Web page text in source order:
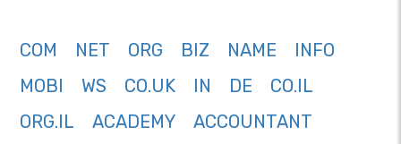
COM NET ORG BIZ NAME
INFO
MOBI
WS CO.UK IN DE
CO.IL
ORG.IL
ACADEMY
ACCOUNTANT